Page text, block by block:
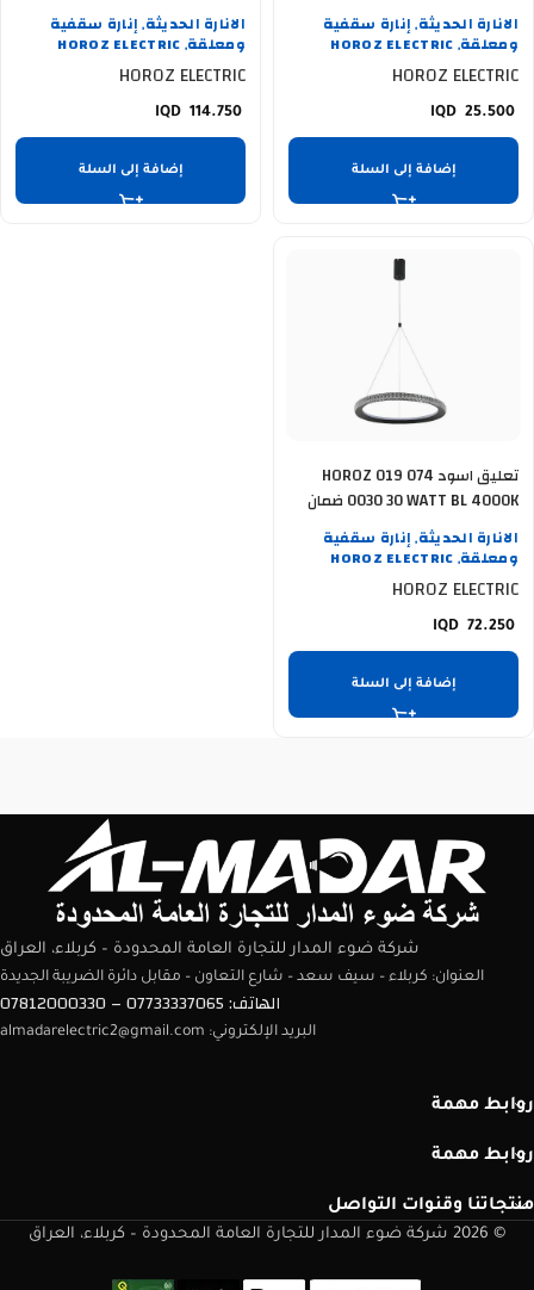
الانارة الحديثة, إنارة سقفية
ومعلقة,
HOROZ ELECTRIC
HOROZ ELECTRIC
25.500
إضافة إلى السلة
الانارة الحديثة, إنارة سقفية
ومعلقة,
HOROZ ELECTRIC
HOROZ ELECTRIC
114.750
إضافة إلى السلة
تعليق اسود HOROZ 019 074
0030 30 WATT BL 4000K ضمان
سنة
الانارة الحديثة, إنارة سقفية
ومعلقة,
HOROZ ELECTRIC
HOROZ ELECTRIC
72.250
إضافة إلى السلة
شركة ضوء المدار للتجارة العامة المحدودة – كربلاء، العراق
العنوان: كربلاء – سيف سعد – شارع التعاون – مقابل دائرة الضريبة الجديدة
الهاتف: 07733337065 – 07812000330
البريد الإلكتروني: almadarelectric2@gmail.com
روابط مهمة
روابط مهمة
منتجاتنا وقنوات التواصل
© 2026 شركة ضوء المدار للتجارة العامة المحدودة – كربلاء، العراق